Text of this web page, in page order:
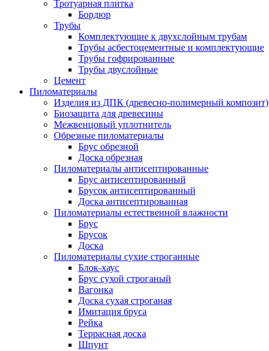
Тротуарная плитка
Бордюр
Трубы
Комплектующие к двухслойным трубам
Трубы асбестоцементные и комплектующие
Трубы гофрированные
Трубы двуслойные
Цемент
Пиломатериалы
Изделия из ДПК (древесно-полимерный композит)
Биозащита для древесины
Межвенцовый уплотнитель
Обрезные пиломатериалы
Брус обрезной
Доска обрезная
Пиломатериалы антисептированные
Брус антисептированный
Брусок антисептированный
Доска антисептированная
Пиломатериалы естественной влажности
Брус
Брусок
Доска
Пиломатериалы сухие строганные
Блок-хаус
Брус сухой строганый
Вагонка
Доска сухая строганая
Имитация бруса
Рейка
Террасная доска
Шпунт